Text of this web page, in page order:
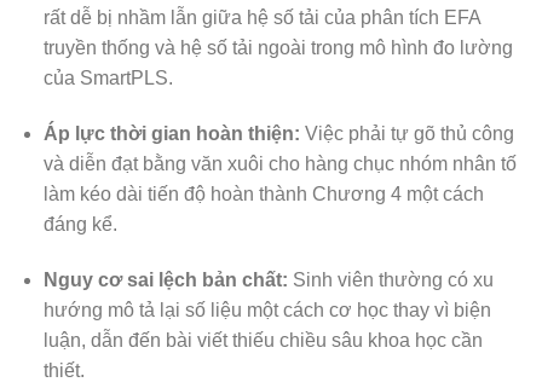
rất dễ bị nhầm lẫn giữa hệ số tải của phân tích EFA
truyền thống và hệ số tải ngoài trong mô hình đo lường
của SmartPLS.
Áp lực thời gian hoàn thiện: Việc phải tự gõ thủ công
và diễn đạt bằng văn xuôi cho hàng chục nhóm nhân tố
làm kéo dài tiến độ hoàn thành Chương 4 một cách
đáng kể.
Nguy cơ sai lệch bản chất: Sinh viên thường có xu
hướng mô tả lại số liệu một cách cơ học thay vì biện
luận, dẫn đến bài viết thiếu chiều sâu khoa học cần
thiết.